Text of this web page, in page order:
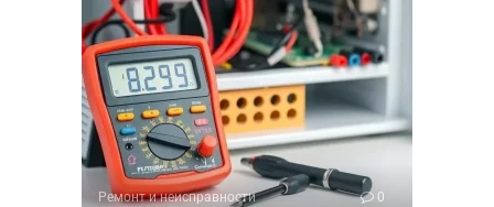
Ремонт и неисправности 0